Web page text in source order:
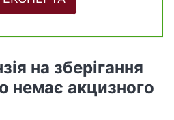
на зберігання
немає акцизного